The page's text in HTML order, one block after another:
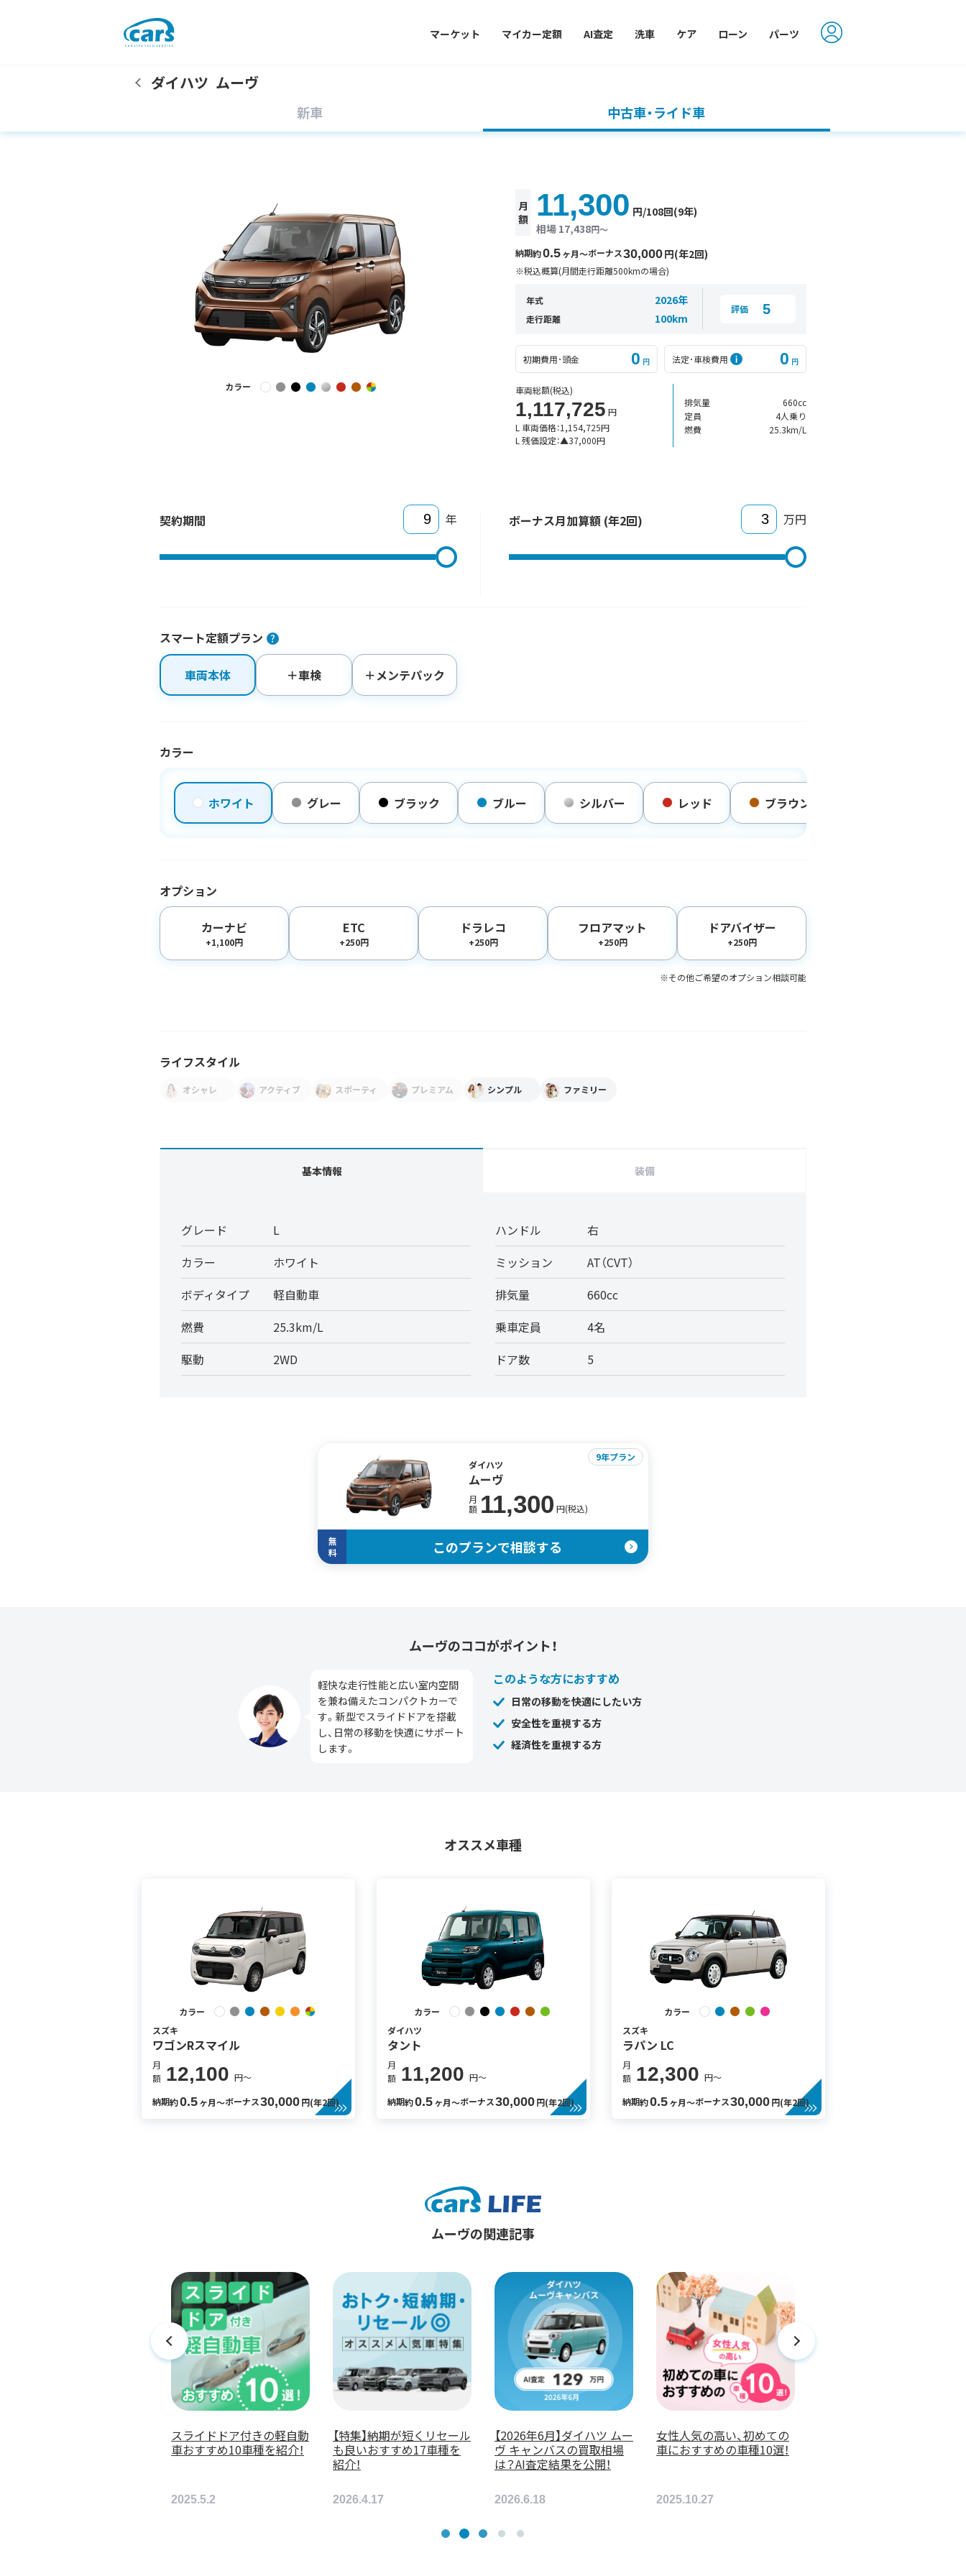
マーケット マイカー定額 AI査定 洗車 ケア ローン パーツ
ダイハツ ムーヴ
新車 中古車・ライド車
カラー
月
額
相場 17,438円〜
11,300 円/108回(9年)
納期約0.5ヶ月〜ボーナス30,000円(年2回)
※税込概算(月間走行距離500kmの場合)
年式 2026年
走行距離 100km
評価 5
初期費用･頭金 0 円 法定･車検費用 0 円
車両総額(税込)
1,117,725 円
L 車両価格：1,154,725円
L 残価設定：▲37,000円
排気量
660cc
定員
4人乗り
燃費
25.3km/L
契約期間 年 ボーナス月加算額 (年2回) 万円
スマート定額プラン
車両本体 ＋車検 ＋メンテパック
カラー
ホワイト グレー ブラック ブルー シルバー レッド ブラウン
オプション
カーナビ
+1,100円
ETC
+250円
ドラレコ
+250円
フロアマット
+250円
ドアバイザー
+250円
※その他ご希望のオプション相談可能
ライフスタイル
オシャレ アクティブ スポーティ プレミアム シンプル ファミリー
基本情報 装備
グレード
L
カラー
ホワイト
ボディタイプ
軽自動車
燃費
25.3km/L
駆動
2WD
ハンドル
右
ミッション
AT（CVT）
排気量
660cc
乗車定員
4名
ドア数
5
ダイハツ
ムーヴ
月
額 11,300 円(税込)
9年プラン
無
料
このプランで相談する
ムーヴのココがポイント！
軽快な走行性能と広い室内空間
を兼ね備えたコンパクトカーで
す。新型でスライドドアを搭載
し、日常の移動を快適にサポート
します。
このような方におすすめ
日常の移動を快適にしたい方
安全性を重視する方
経済性を重視する方
オススメ車種
カラー
スズキ
ワゴンRスマイル
月
額 12,100 円〜
納期約0.5ヶ月〜ボーナス30,000円(年2回)
カラー
ダイハツ
タント
月
額 11,200 円〜
納期約0.5ヶ月〜ボーナス30,000円(年2回)
カラー
スズキ
ラパン LC
月
額 12,300 円〜
納期約0.5ヶ月〜ボーナス30,000円(年2回)
ムーヴの関連記事
スライドドア付きの軽自動
車おすすめ10車種を紹介！
2025.5.2
【特集】納期が短くリセール
も良いおすすめ17車種を
紹介！
2026.4.17
【2026年6月】ダイハツ ムー
ヴ キャンバスの買取相場
は？AI査定結果を公開！
2026.6.18
女性人気の高い、初めての
車におすすめの車種10選！
2025.10.27